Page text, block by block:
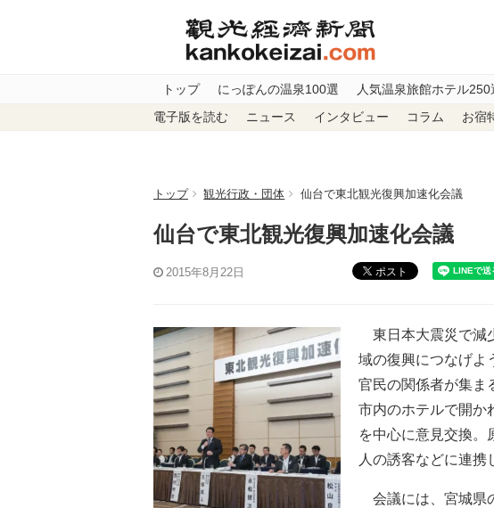
トップ にっぽんの温泉100選 人気温泉旅館ホテル250
電子版を読む ニュース インタビュー コラム お宿
トップ 観光行政・団体 仙台で東北観光復興加速化会議
仙台で東北観光復興加速化会議
2015年8月22日 ポスト
東日本大震災で減
域の復興につなげよ
官民の関係者が集ま
市内のホテルで開か
を中心に意見交換。
人の誘客などに連携
会議には、宮城県